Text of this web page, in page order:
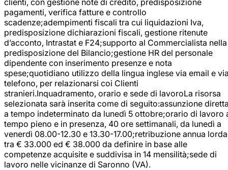
pagamenti, verifica fatture e controllo
scadenze;adempimenti fiscali tra cui liquidazioni Iva,
predisposizione dichiarazioni fiscali, gestione ritenute
d’acconto, Intrastat e F24;supporto al Commercialista nella
predisposizione del Bilancio;gestione HR del personale
dipendente con inserimento presenze e nota
spese;quotidiano utilizzo della lingua inglese via email e
telefono, per relazionarsi coi Clienti
stranieri.Inquadramento, orario e sede di lavoroLa risorsa
selezionata sarà inserita come di seguito:assunzione
a tempo indeterminato da lunedì 5 ottobre;orario di lavoro
tempo pieno e in presenza, 40 ore settimanali, da lunedì a
venerdì 08.00-12.30 e 13.30-17.00;retribuzione annua lorda
tra € 33.000 ed € 38.000 da definire in base alle
competenze acquisite e suddivisa in 14 mensilità;sede di
lavoro nelle vicinanze di Saronno (VA).